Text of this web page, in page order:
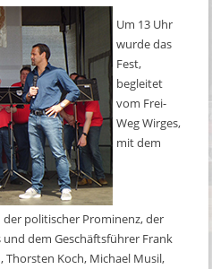
Um 13 Uhr
wurde das
Fest,
begleitet
vom Frei-
Weg Wirges,
mit dem
politischer Prominenz, der
dem Geschäftsführer Frank
Thorsten Koch, Michael Musil,